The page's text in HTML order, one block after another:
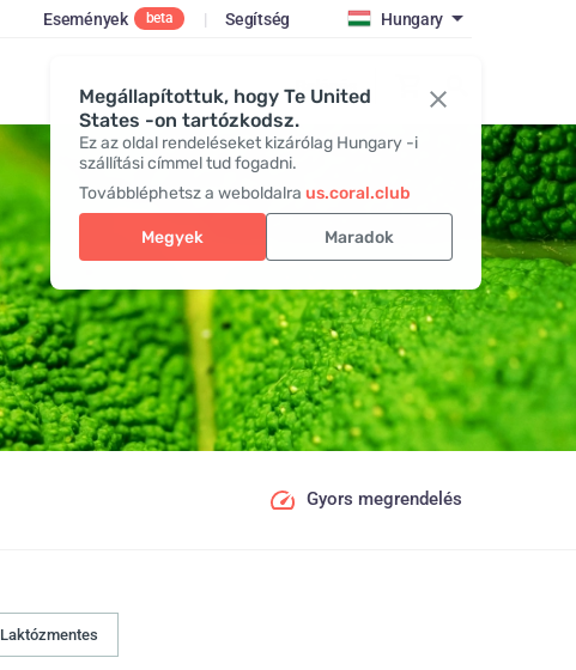
Megállapítottuk, hogy Te United
States -on tartózkodsz.
Ez az oldal rendeléseket kizárólag Hungary -i
szállítási címmel tud fogadni.
Továbbléphetsz a weboldalra us.coral.club
Megyek Maradok
Események beta | Segítség Hungary
Belépés
Gyors megrendelés
Laktózmentes